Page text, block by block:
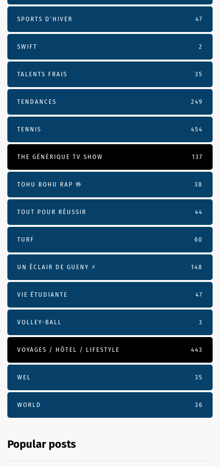
SPORTS D'HIVER 47
SWIFT 2
TALENTS FRAIS 35
TENDANCES 249
TENNIS 454
THE GÉNÉRIQUE TV SHOW 137
TOHU BOHU RAP 🤟 38
TOUT POUR RÉUSSIR 44
TURF 60
UN ÉCLAIR DE GUENY ⚡️ 148
VIE ÉTUDIANTE 47
VOLLEY-BALL 3
VOYAGES / HÔTEL / LIFESTYLE 443
WEL 35
WORLD 36
Popular posts